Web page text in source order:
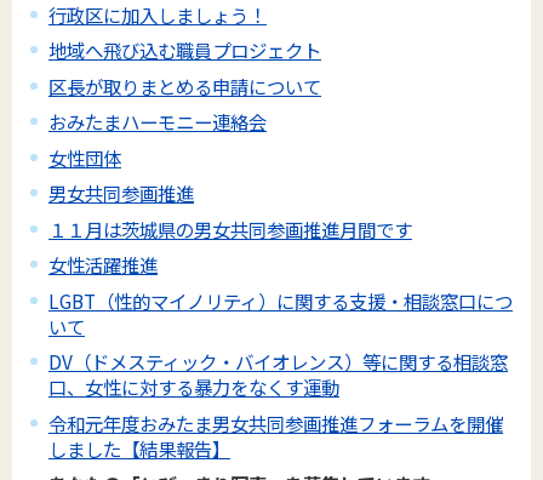
行政区に加入しましょう！
地域へ飛び込む職員プロジェクト
区長が取りまとめる申請について
おみたまハーモニー連絡会
女性団体
男女共同参画推進
１１月は茨城県の男女共同参画推進月間です
女性活躍推進
LGBT（性的マイノリティ）に関する支援・相談窓口につ
いて
DV（ドメスティック・バイオレンス）等に関する相談窓
口、女性に対する暴力をなくす運動
令和元年度おみたま男女共同参画推進フォーラムを開催
しました【結果報告】